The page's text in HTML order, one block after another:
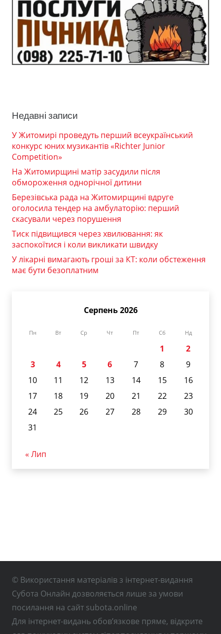
Недавні записи
У Житомирі проведуть перший всеукраїнський
конкурс юних музикантів «Richter Junior
Competition»
На Житомирщині матір засудили після
обмороження однорічної дитини
Березівська рада на Житомирщині вдруге
оголосила тендер на амбулаторію: перший
скасували через порушення
Тиск підвищився через хвилювання: як
заспокоїтися і коли викликати швидку
У лікарні вимагають гроші за КТ: коли обстеження
має бути безоплатним
Серпень 2026
Пн Вт Ср Чт Пт Сб Нд
1
2
3
4 5 6 7 8
9
10
11 12 13 14 15
16
17
18 19 20 21 22
23
24
25 26 27 28 29
30
31
« Лип
© Використання матеріалів з інтернет-видання
Субота Онлайн дозволяється лише за умови
посилання на сайт subota.online
Для інтернет-видань обов’язкове пряме, відкрите